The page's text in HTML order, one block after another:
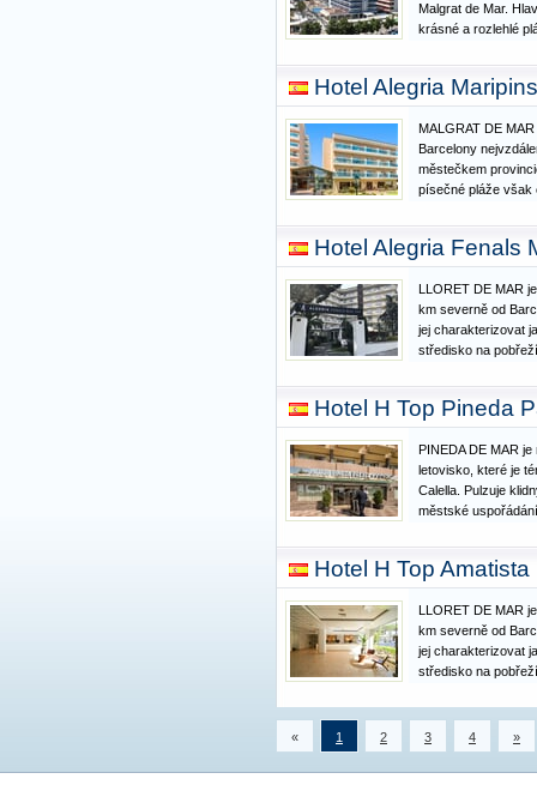
Malgrat de Mar.
krásné a rozlehlé
písek a jsou velmi
můžete
Hotel Alegria
MALGRAT DE
Barcelony
městečkem
písečné pláže však
několika let změnil
stvořené
Hotel Alegria Fenals
LLORET DE MAR
km severně od
jej charakterizovat
středisko na
nejstarší
hlavní třída…
Hotel H Top Pineda
PINEDA DE MAR
letovisko, které je
Calella. Pulzuje
městské
kavárně nebo se
katalánských
Hotel H Top
LLORET DE MAR
km severně od
jej charakterizovat
středisko na
nejstarší
hlavní třída…
« 1 2 3 4 »